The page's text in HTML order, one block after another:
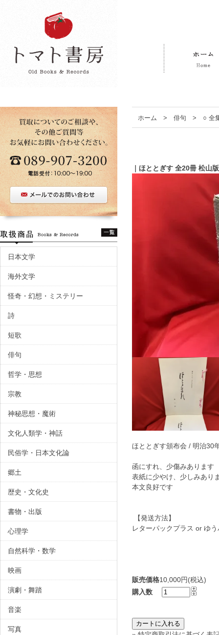
ホーム > 俳句 > ○
｜ほととぎす 全20冊 松山
ほととぎす頒布会 / 明治
函にすれ、少傷みありま
表紙に少やけ、少しみあり
本文良好です
【発送方法】
レターパックプラス or ゆ
販売価格10,000円(税込)
購入数
日本文学
海外文学
怪奇・幻想・ミステリー
詩
短歌
俳句
哲学・思想
宗教
神秘思想・魔術
文化人類学・神話
民俗学・日本文化論
郷土
歴史・文化史
書物・出版
心理学
自然科学・数学
映画
演劇・舞踏
音楽
写真